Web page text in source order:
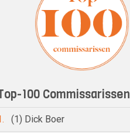
100 Commissarissen
(1) Dick Boer